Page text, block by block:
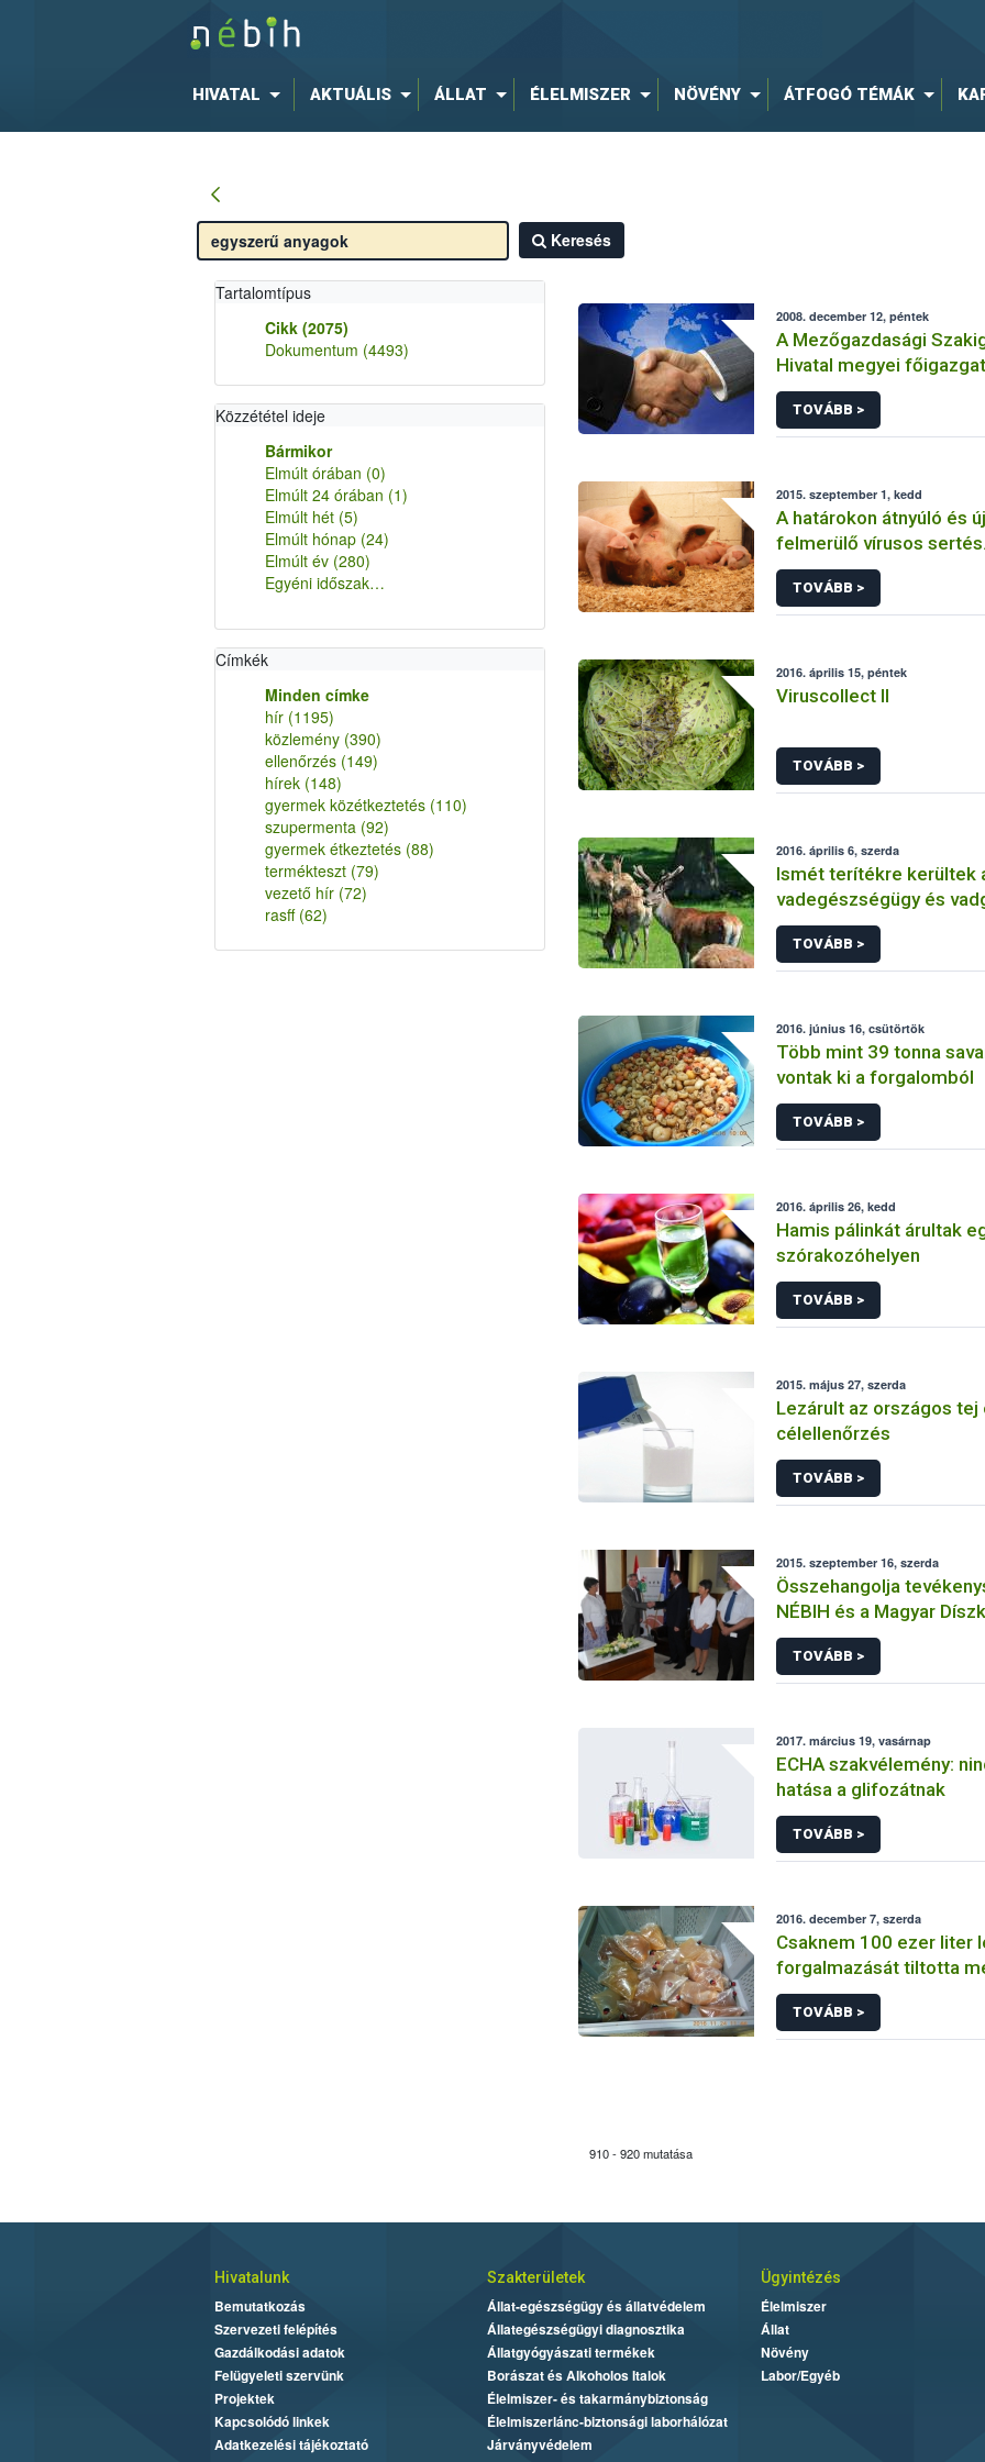
HIVATAL AKTUÁLIS ÁLLAT ÉLELMISZER NÖVÉNY ÁTFOGÓ TÉMÁK
Keresés
Tartalomtípus
Cikk (2075)
Dokumentum (4493)
Közzététel ideje
Bármikor
Elmúlt órában (0)
Elmúlt 24 órában (1)
Elmúlt hét (5)
Elmúlt hónap (24)
Elmúlt év (280)
Egyéni időszak…
Címkék
Minden címke
hír (1195)
közlemény (390)
ellenőrzés (149)
hírek (148)
gyermek közétkeztetés (110)
szupermenta (92)
gyermek étkeztetés (88)
termékteszt (79)
vezető hír (72)
rasff (62)
2008. december 12, péntek
A Mezőgazdasági
Hivatal megyei
kinevezéseiket.
TOVÁBB >
2015. szeptember 1, kedd
A határokon átnyúló és
felmerülő vírusos sertés
megbetegedések
felügyelete Közép-
TOVÁBB >
2016. április 15, péntek
Viruscollect II
TOVÁBB >
2016. április 6, szerda
Ismét terítékre kerültek
vadegészségügy és
aktuális kérdései
TOVÁBB >
2016. június 16, csütörtök
Több mint 39 tonna
vontak ki a forgalomból
TOVÁBB >
2016. április 26, kedd
Hamis pálinkát árultak
szórakozóhelyen
TOVÁBB >
2015. május 27, szerda
Lezárult az országos
célellenőrzés
TOVÁBB >
2015. szeptember 16, szerda
Összehangolja
NÉBIH és a Magyar
Szövetsége
TOVÁBB >
2017. március 19, vasárnap
ECHA szakvélemény:
hatása a glifozátnak
TOVÁBB >
2016. december 7, szerda
Csaknem 100 ezer liter
forgalmazását tiltotta
TOVÁBB >
910 - 920 mutatása
Hivatalunk
Bemutatkozás
Szervezeti felépítés
Gazdálkodási adatok
Felügyeleti szervünk
Projektek
Kapcsolódó linkek
Adatkezelési tájékoztató
Szakterületek
Állat-egészségügy és állatvédelem
Állategészségügyi diagnosztika
Állatgyógyászati termékek
Borászat és Alkoholos Italok
Élelmiszer- és takarmánybiztonság
Élelmiszerlánc-biztonsági laborhálózat
Járványvédelem
Ügyintézés
Élelmiszer
Állat
Növény
Labor/Egyéb